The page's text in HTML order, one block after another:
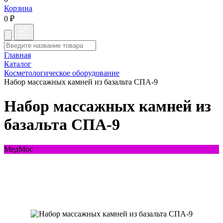
Корзина
0 ₽
Главная
Каталог
Косметологическое оборудование
Набор массажных камней из базальта СПА-9
Набор массажных камней из
базальта СПА-9
МедМос